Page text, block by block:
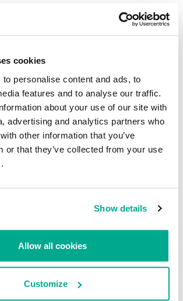
cookies
personalise content and ads, to
features and to analyse our traffic.
about your use of our site with
advertising and analytics partners who
other information that you’ve
or that they’ve collected from your use
Show details
Allow all cookies
Customize
variantes para lanzar un ataque masivo
los autores de estos programas intentaron
los métodos de cifrado utilizados, a fin de
descifren los datos. El autor había
sus propios algoritmos de cifrado, pero con
emplear la artillería pesada.
evolución del malware”, enero – marzo de
variante, Gpcode.ae tenía una clave RSA de
verdadero reto.